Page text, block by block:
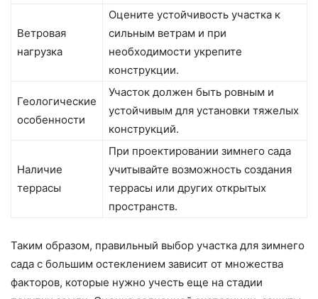
Ветровая
нагрузка
Оцените устойчивость участка к
сильным ветрам и при
необходимости укрепите
конструкции.
Геологические
особенности
Участок должен быть ровным и
устойчивым для установки тяжелых
конструкций.
Наличие
террасы
При проектировании зимнего сада
учитывайте возможность создания
террасы или других открытых
пространств.
Таким образом, правильный выбор участка для зимнего
сада с большим остеклением зависит от множества
факторов, которые нужно учесть еще на стадии